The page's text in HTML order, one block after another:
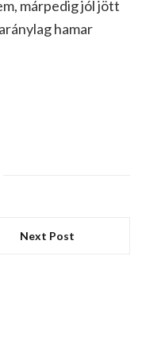
márpedig jól jött
hamar
Next Post